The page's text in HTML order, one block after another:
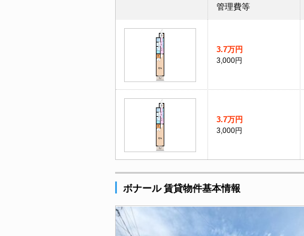
管理費等
3.7万円
3,000円
3.7万円
3,000円
ボナール 賃貸物件基本情報